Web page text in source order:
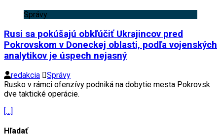
Správy
Rusi sa pokúšajú obkľúčiť Ukrajincov pred
Pokrovskom v Doneckej oblasti, podľa vojenských
analytikov je úspech nejasný
redakcia
Správy
Rusko v rámci ofenzívy podniká na dobytie mesta Pokrovsk
dve taktické operácie.
[…]
Hľadať